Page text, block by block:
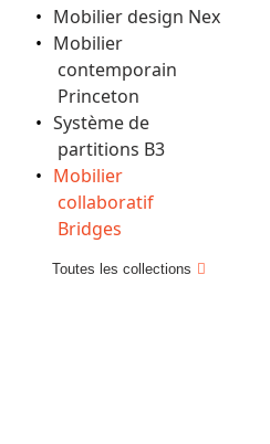
Mobilier design Nex
Mobilier
contemporain
Princeton
Système de
partitions B3
Mobilier
collaboratif
Bridges
Toutes les collections